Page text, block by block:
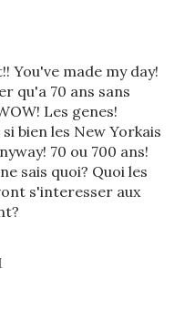
You've made my day!
qu'a 70 ans sans
Les genes!
bien les New Yorkais
70 ou 700 ans!
sais quoi? Quoi les
s'interesser aux